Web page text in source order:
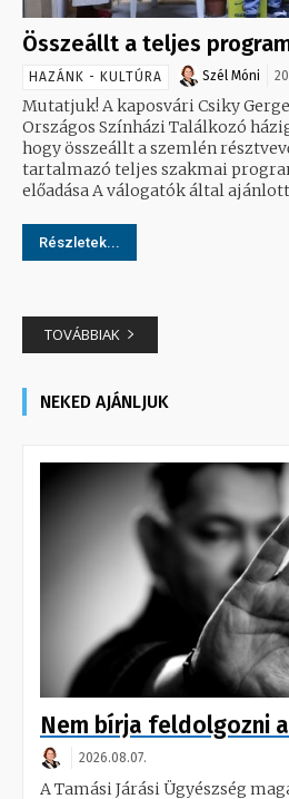
Összeállt a teljes
HAZÁNK - KULTÚRA Szél Móni
Mutatjuk! A kaposvári Csiky
Országos Színházi Találkozó
hogy összeállt a szemlén
tartalmazó teljes szakmai program. 65 társulat
előadása A válogatók által
Részletek...
TOVÁBBIAK
NEKED AJÁNLJUK
Nem bírja feldolgozni
2026.08.07.
A Tamási Járási Ügyészség